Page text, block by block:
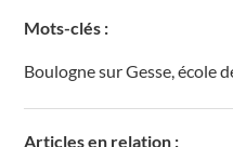
Mots-clés :
Boulogne sur Gesse,école
Articles en relation :